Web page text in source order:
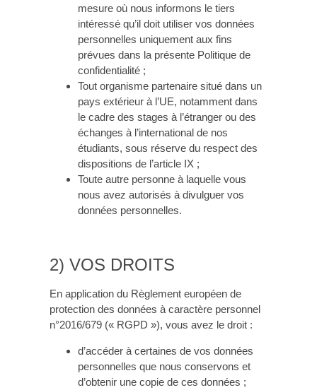
mesure où nous informons le tiers
intéressé qu’il doit utiliser vos données
personnelles uniquement aux fins
prévues dans la présente Politique de
confidentialité ;
Tout organisme partenaire situé dans un
pays extérieur à l’UE, notamment dans
le cadre des stages à l’étranger ou des
échanges à l’international de nos
étudiants, sous réserve du respect des
dispositions de l’article IX ;
Toute autre personne à laquelle vous
nous avez autorisés à divulguer vos
données personnelles.
2) VOS DROITS
En application du Règlement européen de
protection des données à caractère personnel
n°2016/679 (« RGPD »), vous avez le droit :
d’accéder à certaines de vos données
personnelles que nous conservons et
d’obtenir une copie de ces données ;